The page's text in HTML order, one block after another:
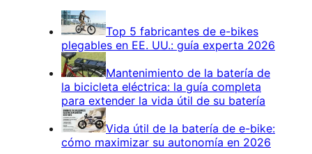
Top 5 fabricantes de e-bikes
plegables en EE. UU.: guía experta 2026
Mantenimiento de la batería de
la bicicleta eléctrica: la guía completa
para extender la vida útil de su batería
Vida útil de la batería de e-bike:
cómo maximizar su autonomía en 2026